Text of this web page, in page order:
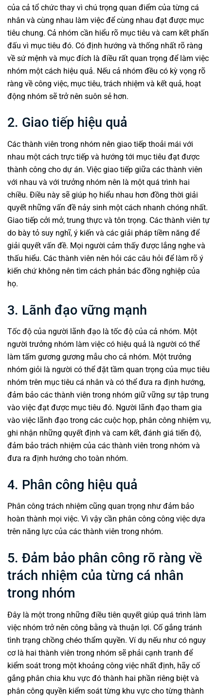
của cả tổ chức thay vì chú trọng quan điểm của từng cá
nhân và cùng nhau làm việc để cùng nhau đạt được mục
tiêu chung. Cả nhóm cần hiểu rõ mục tiêu và cam kết phấn
đấu vì mục tiêu đó. Có định hướng và thống nhất rõ ràng
về sứ mệnh và mục đích là điều rất quan trọng để làm việc
nhóm một cách hiệu quả. Nếu cả nhóm đều có kỳ vọng rõ
ràng về công việc, mục tiêu, trách nhiệm và kết quả, hoạt
động nhóm sẽ trở nên suôn sẻ hơn.
2. Giao tiếp hiệu quả
Các thành viên trong nhóm nên giao tiếp thoải mái với
nhau một cách trực tiếp và hướng tới mục tiêu đạt được
thành công cho dự án. Việc giao tiếp giữa các thành viên
với nhau và với trưởng nhóm nên là một quá trình hai
chiều. Điều này sẽ giúp họ hiểu nhau hơn đồng thời giải
quyết những vấn đề nảy sinh một cách nhanh chóng nhất.
Giao tiếp cởi mở, trung thực và tôn trọng. Các thành viên tự
do bày tỏ suy nghĩ, ý kiến và các giải pháp tiềm năng để
giải quyết vấn đề. Mọi người cảm thấy được lắng nghe và
thấu hiểu. Các thành viên nên hỏi các câu hỏi để làm rõ ý
kiến chứ không nên tìm cách phản bác đồng nghiệp của
họ.
3. Lãnh đạo vững mạnh
Tốc độ của người lãnh đạo là tốc độ của cả nhóm. Một
người trưởng nhóm làm việc có hiệu quả là người có thể
làm tấm gương gương mẫu cho cả nhóm. Một trưởng
nhóm giỏi là người có thể đặt tầm quan trọng của mục tiêu
nhóm trên mục tiêu cá nhân và có thể đưa ra định hướng,
đảm bảo các thành viên trong nhóm giữ vững sự tập trung
vào việc đạt được mục tiêu đó. Người lãnh đạo tham gia
vào việc lãnh đạo trong các cuộc họp, phân công nhiệm vụ,
ghi nhận những quyết định và cam kết, đánh giá tiến độ,
đảm bảo trách nhiệm của các thành viên trong nhóm và
đưa ra định hướng cho toàn nhóm.
4. Phân công hiệu quả
Phân công trách nhiệm cũng quan trọng như đảm bảo
hoàn thành mọi việc. Vì vậy cần phân công công việc dựa
trên năng lực của các thành viên trong nhóm.
5. Đảm bảo phân công rõ ràng về
trách nhiệm của từng cá nhân
trong nhóm
Đây là một trong những điều tiên quyết giúp quá trình làm
việc nhóm trở nên công bằng và thuận lợi. Cố gắng tránh
tình trạng chồng chéo thẩm quyền. Ví dụ nếu như có nguy
cơ là hai thành viên trong nhóm sẽ phải cạnh tranh để
kiểm soát trong một khoảng công việc nhất định, hãy cố
gắng phân chia khu vực đó thành hai phần riêng biệt và
phân công quyền kiểm soát từng khu vực cho từng thành